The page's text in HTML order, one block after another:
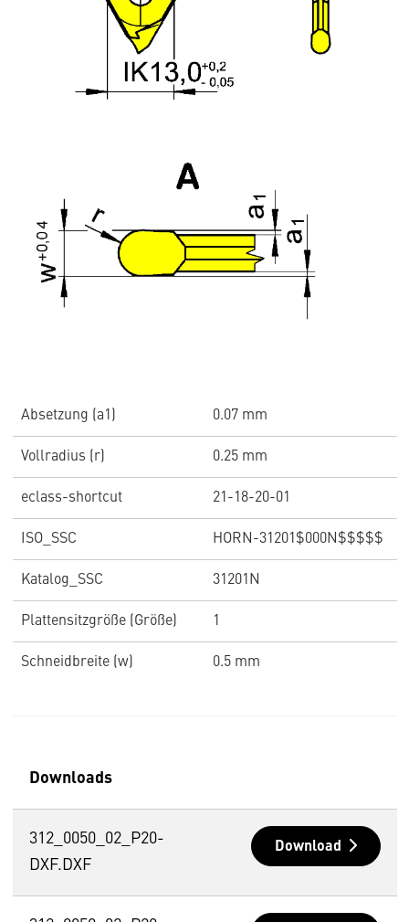
Absetzung (a1) 0.07 mm
Vollradius (r) 0.25 mm
eclass-shortcut 21-18-20-01
ISO_SSC HORN-31201$000N$$$$$
Katalog_SSC 31201N
Plattensitzgröße (Größe) 1
Schneidbreite (w) 0.5 mm
Downloads
312_0050_02_P20-
DXF.DXF
Download